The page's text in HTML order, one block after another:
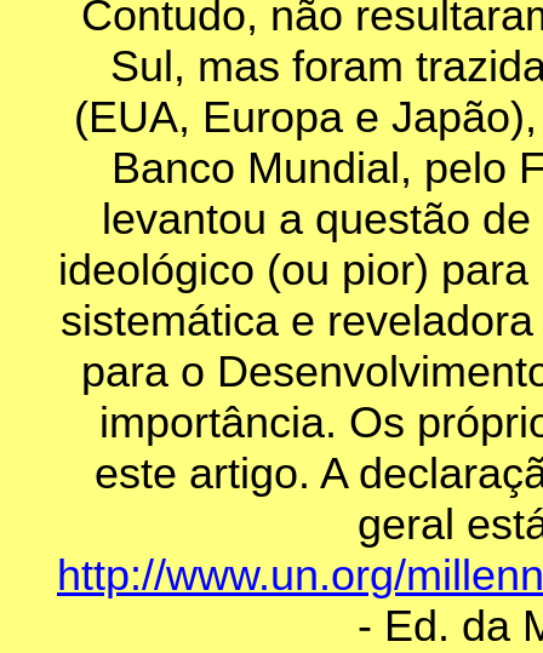
Contudo, não
Sul, mas foram
(EUA, Europa e
Banco Mundial, pelo
levantou a questão
ideológico (ou pior)
sistemática e
para o
importância. Os
este artigo. A
geral
http://www.un.org/
- Ed. da